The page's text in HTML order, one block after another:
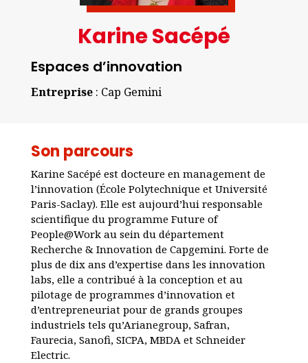
Karine Sacépé
Espaces d’innovation
Entreprise: Cap Gemini
Son parcours
Karine Sacépé est docteure en management de
l’innovation (École Polytechnique et Université
Paris-Saclay). Elle est aujourd’hui responsable
scientifique du programme Future of
People@Work au sein du département
Recherche & Innovation de Capgemini. Forte de
plus de dix ans d’expertise dans les innovation
labs, elle a contribué à la conception et au
pilotage de programmes d’innovation et
d’entrepreneuriat pour de grands groupes
industriels tels qu’Arianegroup, Safran,
Faurecia, Sanofi, SICPA, MBDA et Schneider
Electric.